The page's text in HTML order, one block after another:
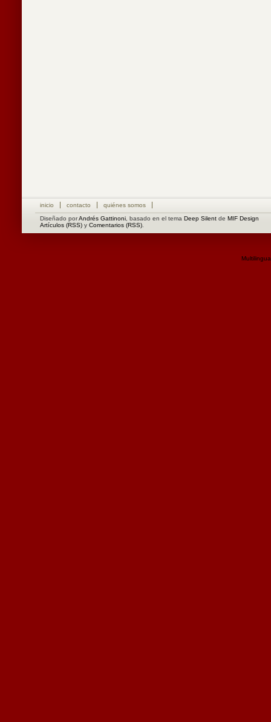
inicio contacto
quiénes somos
Diseñado porAndrés Gattinoni , basado en el tema Deep Silent de MIF Design
Artículos (RSS) y Comentarios (RSS)